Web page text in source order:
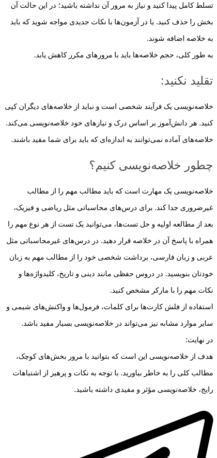
تسلط کامل پیدا کنید و نیاز به مرور آن نداشته باشید؛ در این حالت آن
بخش را حذف کنید. یا در آزمون‌ها با نکات جدیدی مواجه شوید که باید
به خلاصه اضافه شوند.
به طور کلی، حجم خلاصه‌ها باید با مرورهای مکرر کاهش یابد.
تقلید نکنید:
خلاصه‌نویسی یک فرآیند شخصی است و نباید از خلاصه‌های دیگران کپی
کنید. هر دانش‌آموز بر اساس درک و نیازهای خود خلاصه‌نویسی می‌کند.
خلاصه‌های آماده نمی‌توانند به اندازه‌ای که باید برای شما مفید باشند.
چطور خلاصه‌نویسی کنیم؟
خلاصه‌نویسی یک مهارت است که باید مطالب مهم را از مطالب
غیرضروری جدا کند. برای درس‌های محاسباتی مثل ریاضی و فیزیک،
بعد از مطالعه اولیه و حل تست‌ها، می‌توانید یک تست از هر نوع مهم را
همراه با پاسخ آن در خلاصه قرار دهید. در درس‌های غیرمحاسباتی مثل
عربی و زبان فارسی، برداشت شخصی خود را از مطالب مهم به زبان
خودتان بنویسید. در دروس حفظی مانند دینی و تاریخ، کلیدواژه‌ها و
نکات مهم را با مارکر مشخص کنید.
استفاده از فلش کارت‌ها برای کلمات، فرمول‌ها و واکنش‌های شیمی و
سایر موارد مشابه نیز می‌تواند در خلاصه‌نویسی بسیار مفید باشد.
در نهایت:
هدف از خلاصه‌نویسی این است که بتوانید با مرور بخش‌های کوچک،
مطالب کلی را به خاطر بیاورید. با توجه به نکات و پرهیز از اشتباهات
رایج، خلاصه‌نویسی مؤثر و مفیدی داشته باشید.